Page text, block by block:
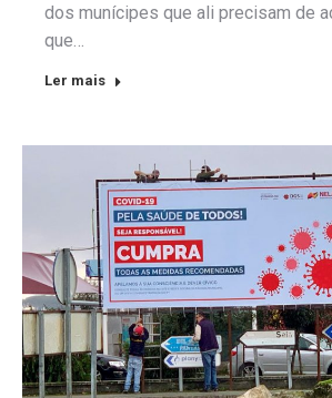
dos munícipes que ali precisam de
que…
Ler mais